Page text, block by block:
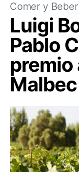
Comer y Beber
Luigi
Pablo
premio
Malbec